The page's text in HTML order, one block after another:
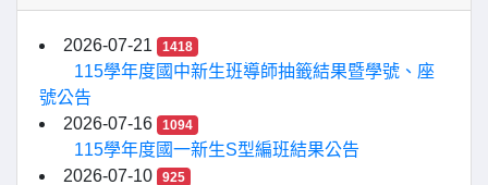
2026-07-21 1418
115學年度國中新生班導師抽籤結果暨學號、座
號公告
2026-07-16
1094
115學年度國一新生S型編班結果公告
2026-07-10
925